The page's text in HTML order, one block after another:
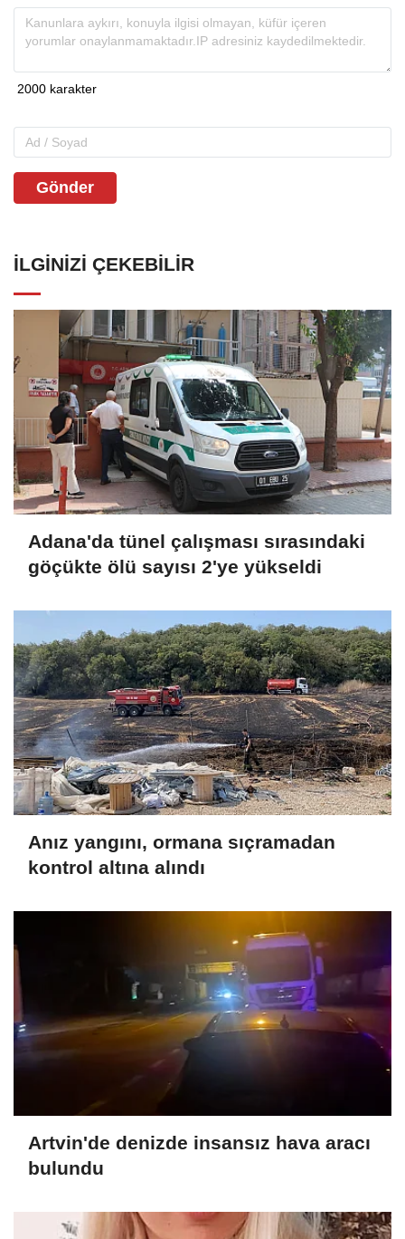
Gönder
İLGINIZI ÇEKEBILIR
Adana'da tünel çalışması sırasındaki
göçükte ölü sayısı 2'ye yükseldi
Anız yangını, ormana sıçramadan
kontrol altına alındı
Artvin'de denizde insansız hava aracı
bulundu